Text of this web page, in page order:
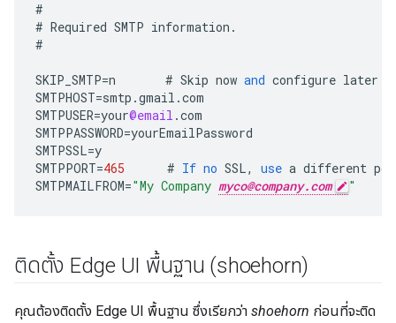
#
# Required SMTP information .
#
SKIP_SMTP=n # Skip now and configure later
SMTPHOST=smtp .gmail .com
SMTPUSER=your@email .com
SMTPPASSWORD=yourEmailPassword
SMTPSSL=y
SMTPPORT=465 # If no SSL, use a different
SMTPMAILFROM="My Company myco@company.com "
ติดตั้ง Edge UI พื้นฐาน (shoehorn)
คุณต้องติดตั้ง Edge UI พื้นฐาน ซึ่งเรียกว่า shoehorn ก่อนที่จะติด